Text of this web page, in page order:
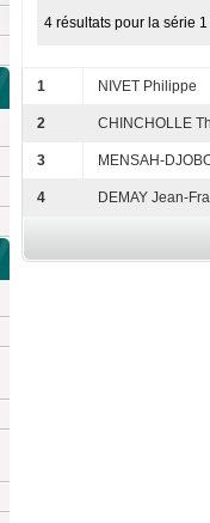
4 résultats pour la série 1
1 NIVET Philippe
2 CHINCHOLLE
3 MENSAH-
4 DEMAY Jean-